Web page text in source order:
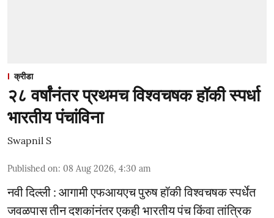
क्रीडा
२८ वर्षांनंतर प्रथमच विश्वचषक हॉकी स्पर्धा
भारतीय पंचांविना
Swapnil S
Published on: 08 Aug 2026, 4:30 am
नवी दिल्ली : आगामी एफआयएच पुरुष हॉकी विश्वचषक स्पर्धेत
जवळपास तीन दशकांनंतर एकही भारतीय पंच किंवा तांत्रिक